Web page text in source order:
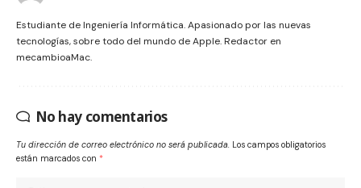
Estudiante de Ingeniería Informática. Apasionado por las nuevas
tecnologías, sobre todo del mundo de Apple. Redactor en
mecambioaMac.
No hay comentarios
Tu dirección de correo electrónico no será publicada. Los campos obligatorios
están marcados con *